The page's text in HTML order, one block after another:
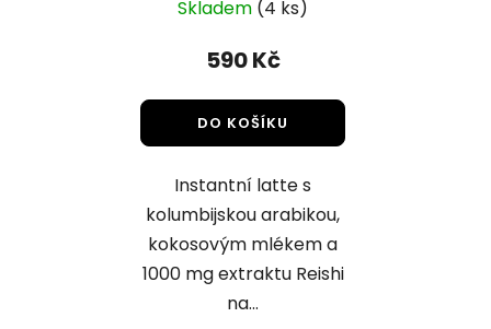
Skladem (4 ks)
590 Kč
DO KOŠÍKU
Instantní latte s
kolumbijskou arabikou,
kokosovým mlékem a
1000 mg extraktu Reishi
na...